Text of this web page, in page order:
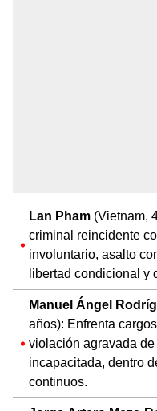
Lan Pham (Vietnam,
criminal reincidente
involuntario, asalto
libertad condicional y
Manuel Ángel
años): Enfrenta
violación agravada
incapacitada, dentro
continuos.